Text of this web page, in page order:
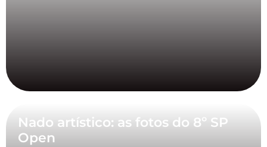
Nado artístico: as fotos do 8º SP
Open